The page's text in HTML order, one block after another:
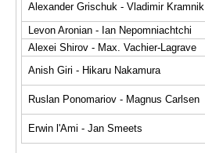
Alexander Grischuk - Vladimir Kramnik
Levon Aronian - Ian Nepomniachtchi
Alexei Shirov - Max. Vachier-Lagrave
Anish Giri - Hikaru Nakamura
Ruslan Ponomariov - Magnus Carlsen
Erwin l'Ami - Jan Smeets